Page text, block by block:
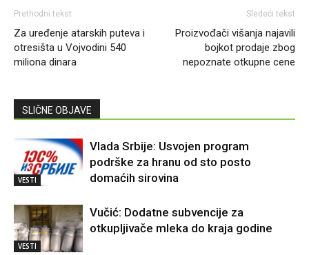
Prethodni tekst
Za uređenje atarskih puteva i
otresišta u Vojvodini 540
miliona dinara
Sledeći tekst
Proizvođači višanja najavili
bojkot prodaje zbog
nepoznate otkupne cene
SLIČNE OBJAVE
VESTI
Vlada Srbije: Usvojen program
podrške za hranu od sto posto
domaćih sirovina
VESTI
Vučić: Dodatne subvencije za
otkupljivače mleka do kraja godine